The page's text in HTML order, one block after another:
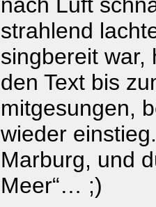
strahlend
singbereit war,
den Text bis
mitgesungen,
wieder
Marburg, und
Meer“… ;)